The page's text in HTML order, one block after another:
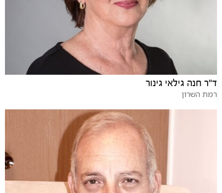
ד"ר חנה גילאי גינור
רמת השרון